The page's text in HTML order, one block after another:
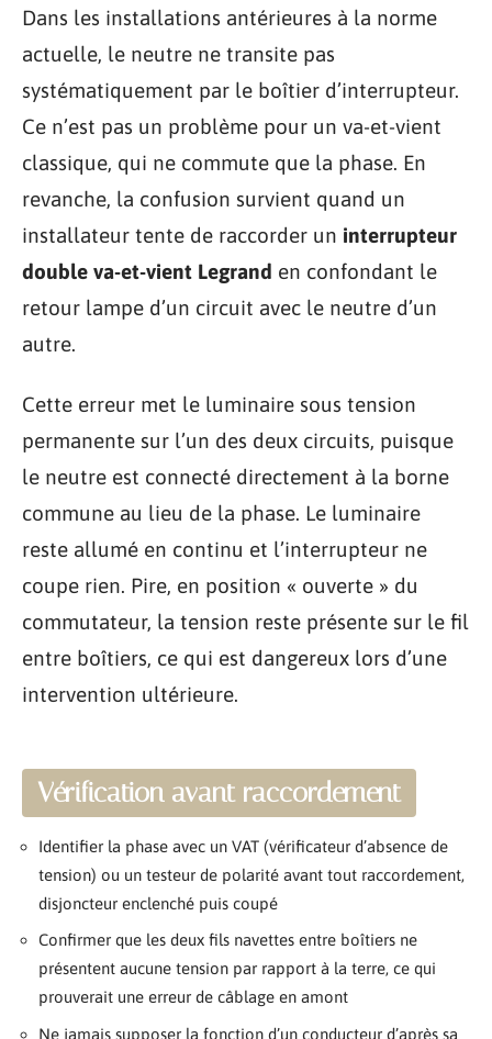
Dans les installations antérieures à la norme
actuelle, le neutre ne transite pas
systématiquement par le boîtier d’interrupteur.
Ce n’est pas un problème pour un va-et-vient
classique, qui ne commute que la phase. En
revanche, la confusion survient quand un
installateur tente de raccorder un interrupteur
double va-et-vient Legrand en confondant le
retour lampe d’un circuit avec le neutre d’un
autre.
Cette erreur met le luminaire sous tension
permanente sur l’un des deux circuits, puisque
le neutre est connecté directement à la borne
commune au lieu de la phase. Le luminaire
reste allumé en continu et l’interrupteur ne
coupe rien. Pire, en position « ouverte » du
commutateur, la tension reste présente sur le fil
entre boîtiers, ce qui est dangereux lors d’une
intervention ultérieure.
Vérification avant raccordement
Identifier la phase avec un VAT (vérificateur d’absence de
tension) ou un testeur de polarité avant tout raccordement,
disjoncteur enclenché puis coupé
Confirmer que les deux fils navettes entre boîtiers ne
présentent aucune tension par rapport à la terre, ce qui
prouverait une erreur de câblage en amont
Ne jamais supposer la fonction d’un conducteur d’après sa